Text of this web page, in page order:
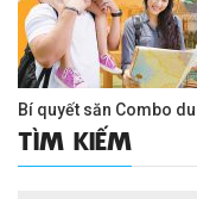
Bí quyết săn Combo
TÌM KIẾM